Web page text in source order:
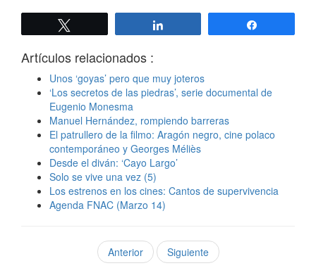
Artículos relacionados :
Unos ‘goyas’ pero que muy joteros
‘Los secretos de las piedras’, serie documental de
Eugenio Monesma
Manuel Hernández, rompiendo barreras
El patrullero de la filmo: Aragón negro, cine polaco
contemporáneo y Georges Méliès
Desde el diván: ‘Cayo Largo’
Solo se vive una vez (5)
Los estrenos en los cines: Cantos de supervivencia
Agenda FNAC (Marzo 14)
Anterior Siguiente